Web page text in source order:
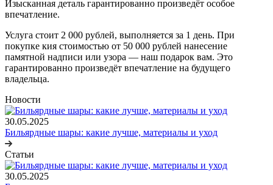
Изысканная деталь гарантированно произведёт особое
впечатление.
Услуга стоит 2 000 рублей, выполняется за 1 день. При
покупке кия стоимостью от 50 000 рублей нанесение
памятной надписи или узора — наш подарок вам. Это
гарантированно произведёт впечатление на будущего
владельца.
Новости
30.05.2025
Бильярдные шары: какие лучше, материалы и уход
Статьи
30.05.2025